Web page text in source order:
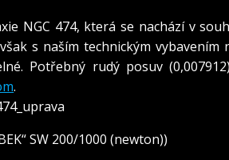
NGC 474, která se nachází v
s naším technickým
Potřebný rudý posuv
.
SW 200/1000 (newton))